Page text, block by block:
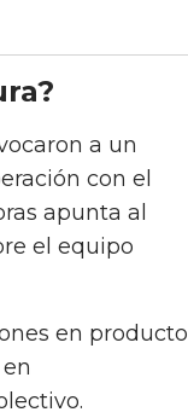
a un
con el
apunta al
el equipo
en producto